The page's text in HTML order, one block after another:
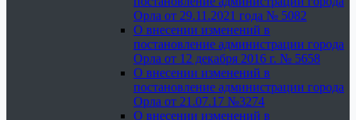
Орла от 29.11.2021 года № 5082
О внесении изменений в
постановление администрации города
Орла от 12 декабря 2016 г. № 5658
О внесении изменений в
постановление администрации города
Орла от 21.07.17 №3274
О внесении изменений в